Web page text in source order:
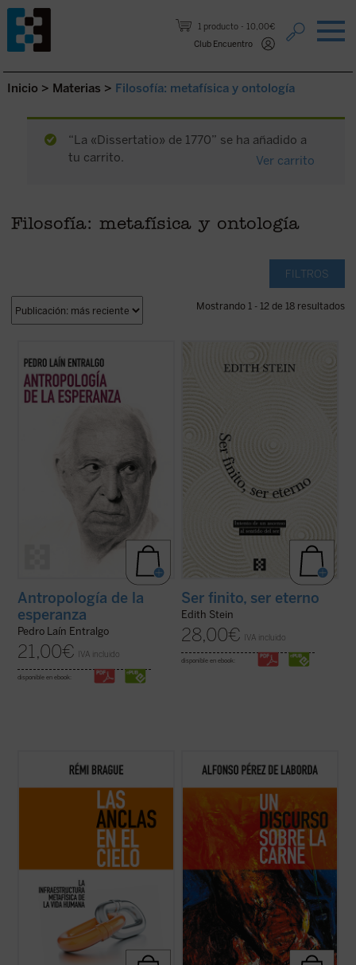
1 producto
10,00€
Club Encuentro
Saltar al contenido.
Inicio > Materias > Filosofía: metafísica y ontología
“La «Dissertatio» de 1770” se ha añadido a
tu carrito.
Ver carrito
Filosofía: metafísica y ontología
FILTROS
Mostrando 1 - 12 de 18 resultados
de los motores fundamentales del ser
humano: la esperanza. A través de un
análisis profundo y accesible, el autor
explora cómo este concepto ha guiado
nuestra historia, desde sus raíces más ...
Antropología de la
esperanza
Pedro Laín Entralgo
21,00€ IVA incluido
disponible en ebook:
filosófica de Stein, un diálogo entre Edmund
Husserl y santo Tomás de Aquino que se
extiende a Platón, Aristóteles, san Agustín,
impronta del ...
Ser finito, ser eterno
Edith Stein
28,00€ IVA incluido
disponible en ebook:
Lo que el autor nos ofrece aquí, con su
combinación característica de erudición e
decadencia ni el lamento nostálgico
respecto del mundo del pensamiento de
una época ya pasada, sino un resumen
(ver ficha)
Punto omega: punto atractivo de
enamoramiento. Suave suasión carnal de
Punto de encarnación. La realidad se nos
vínculo substancial
expresa como realidad. Nuestras líneas de
(ver ficha)